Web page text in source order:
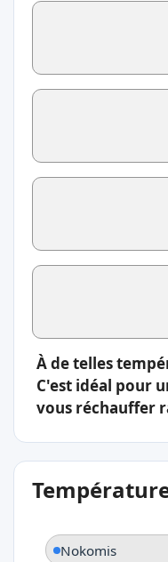
À de telles
C'est idéal pour
vous réchauffer
Nokomis